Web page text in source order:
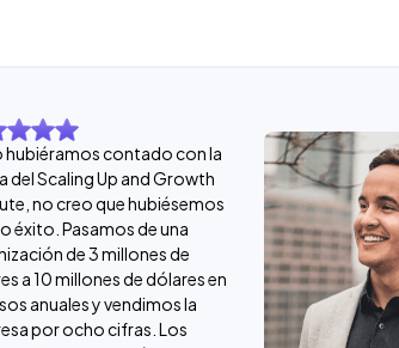
hubiéramos contado con la
del Scaling Up and Growth
no creo que hubiésemos
éxito. Pasamos de una
de 3 millones de
a 10 millones de dólares en
anuales y vendimos la
por ocho cifras. Los